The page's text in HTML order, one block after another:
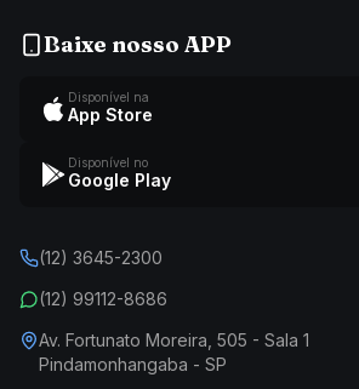
Baixe nosso APP
Disponível na
App Store
Disponível no
Google Play
(12) 3645-2300
(12) 99112-8686
Av. Fortunato Moreira, 505 - Sala 1
Pindamonhangaba - SP